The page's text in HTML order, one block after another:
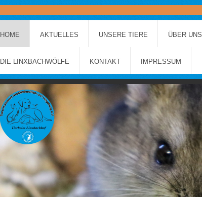
HOME AKTUELLES UNSERE TIERE ÜBER UNS
DIE LINXBACHWÖLFE KONTAKT IMPRESSUM